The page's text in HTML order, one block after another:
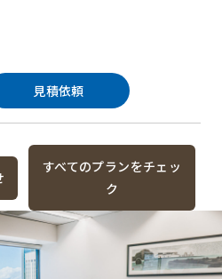
見積依頼
すべてのプランをチェッ
ク